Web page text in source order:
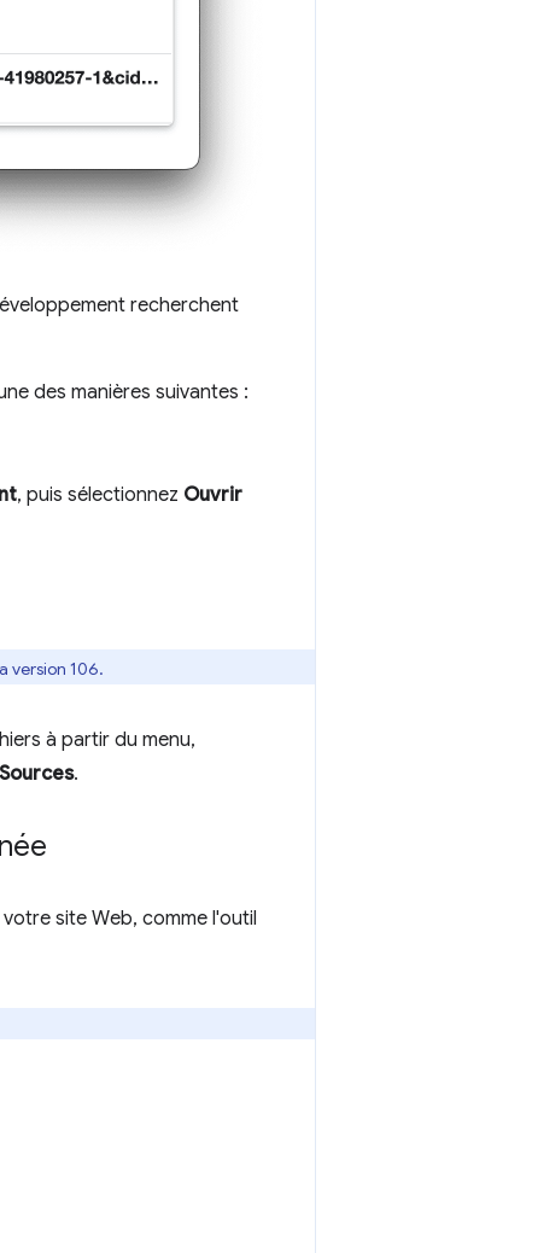
recherchent
des manières suivantes :
, puis sélectionnez Ouvrir
version 106.
à partir du menu,
Sources.
site Web, comme l'outil